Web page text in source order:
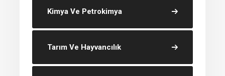
Kimya Ve Petrokimya
Tarım Ve Hayvancılık